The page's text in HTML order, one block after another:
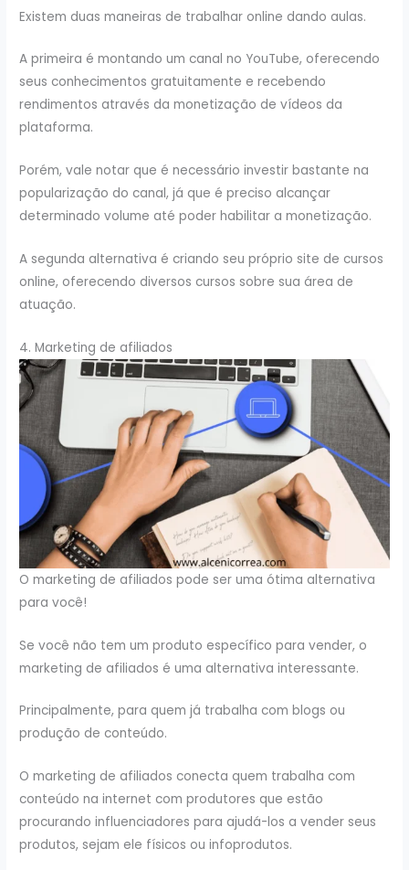
Existem duas maneiras de trabalhar online dando aulas.
A primeira é montando um canal no YouTube, oferecendo
seus conhecimentos gratuitamente e recebendo
rendimentos através da monetização de vídeos da
plataforma.
Porém, vale notar que é necessário investir bastante na
popularização do canal, já que é preciso alcançar
determinado volume até poder habilitar a monetização.
A segunda alternativa é criando seu próprio site de cursos
online, oferecendo diversos cursos sobre sua área de
atuação.
4. Marketing de afiliados
O marketing de afiliados pode ser uma ótima alternativa
para você!
Se você não tem um produto específico para vender, o
marketing de afiliados é uma alternativa interessante.
Principalmente, para quem já trabalha com blogs ou
produção de conteúdo.
O marketing de afiliados conecta quem trabalha com
conteúdo na internet com produtores que estão
procurando influenciadores para ajudá-los a vender seus
produtos, sejam ele físicos ou infoprodutos.